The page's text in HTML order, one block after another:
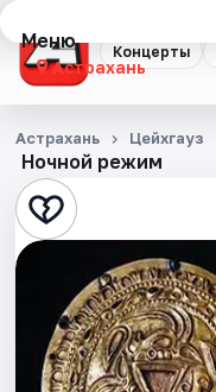
Концерты
Меню
Астрахань
Концерты
Театр
Стендап
Выставки
Квесты
Ночной режим
Астрахань Цейхгауз